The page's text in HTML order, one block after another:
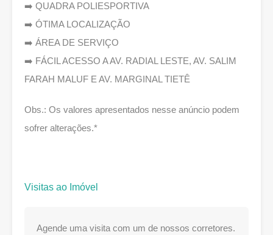
➡️ QUADRA POLIESPORTIVA
➡️ ÓTIMA LOCALIZAÇÃO
➡️ ÁREA DE SERVIÇO
➡️ FÁCIL ACESSO A AV. RADIAL LESTE, AV. SALIM
FARAH MALUF E AV. MARGINAL TIETÊ
Obs.: Os valores apresentados nesse anúncio podem
sofrer alterações.*
Visitas ao Imóvel
Agende uma visita com um de nossos corretores.